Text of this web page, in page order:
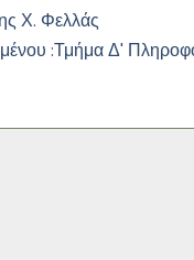
Χ. Φελλάς
:Τμήμα Δ'